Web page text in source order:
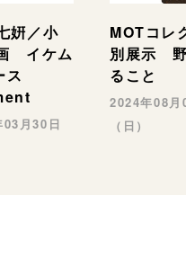
姸／小
イケム
ス
月30日
MOTコレ
別展示
ること
2024年08
（日）